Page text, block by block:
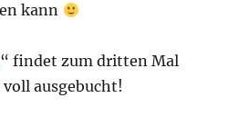
kann
“ findet zum dritten Mal
ausgebucht!